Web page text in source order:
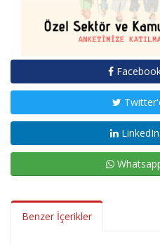
Benzer İçerikler